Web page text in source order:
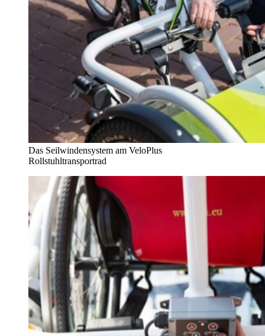
Das Seilwindensystem am VeloPlus
Rollstuhltransportrad